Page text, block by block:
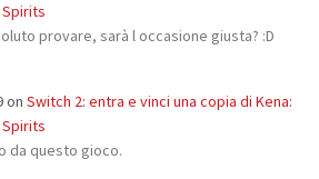
provare, sarà l occasione giusta? :D
on Switch 2: entra e vinci una copia di Kena:
da questo gioco.